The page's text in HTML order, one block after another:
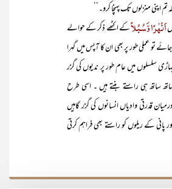
اپنی منزلوں تک پہنچا کرو۔‘‘
اَنْہٰرًا وَّسُبُلاًکے اکٹھے ذکر کے حوالے
تو عملی طور پر بھی ان کا آپس میں گہرا
سلسلوں میں عام طور پر ندیوں کی گزر
ساتھ ہی راستے بنتے ہیں ۔ اسی طرح
قدرتی وادیاں انسانوں کی گزر گاہیں
پانی کے ریلوں کو راستے بھی فراہم کرتی